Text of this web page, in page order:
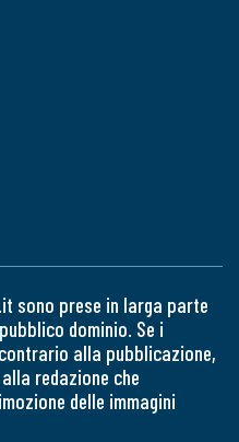
sono prese in larga parte
dominio. Se i
alla pubblicazione,
redazione che
delle immagini